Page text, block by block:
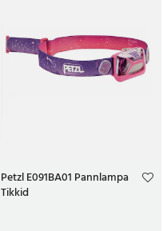
Petzl E091BA01 Pannlampa
Tikkid